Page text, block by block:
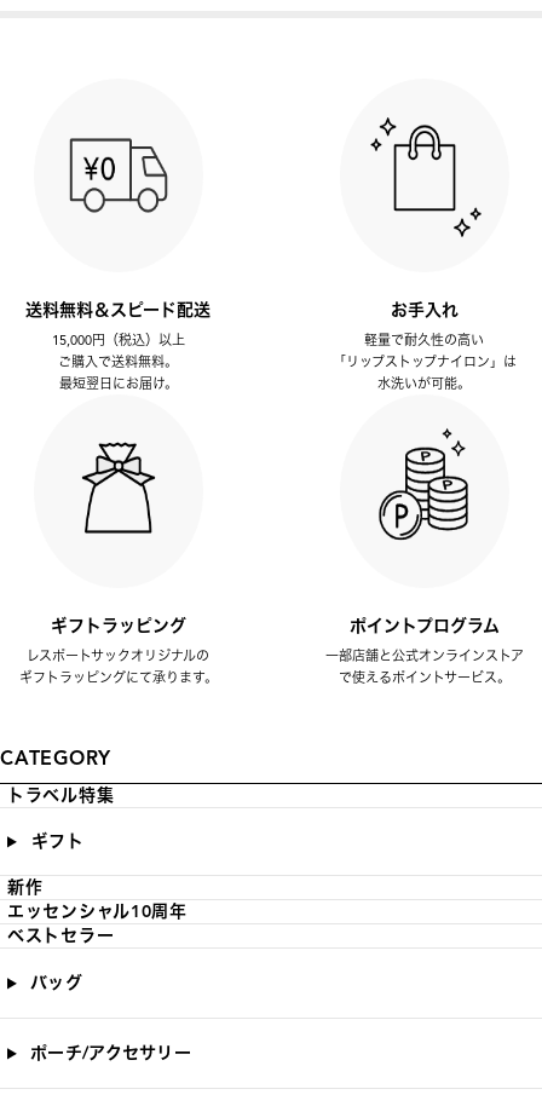
送料無料＆スピード配送
15,000円（税込）以上
ご購入で送料無料。
最短翌日にお届け。
お手入れ
軽量で耐久性の高い
「リップストップナイロン」は
水洗いが可能。
ギフトラッピング
レスポートサックオリジナルの
ギフトラッピングにて承ります。
ポイントプログラム
一部店舗と公式オンラインストア
で使えるポイントサービス。
CATEGORY
トラベル特集
ギフト
新作
エッセンシャル10周年
ベストセラー
バッグ
ポーチ/アクセサリー